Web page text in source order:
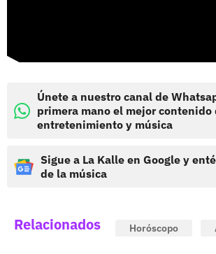
Únete a nuestro canal de
primera mano el mejor contenido
entretenimiento y música
Sigue a La Kalle en Google y
de la música
Relacionados Horóscopo